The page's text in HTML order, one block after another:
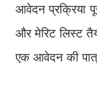
आवेदन प्रक्रिया
और मेरिट लिस्ट
एक आवेदन की